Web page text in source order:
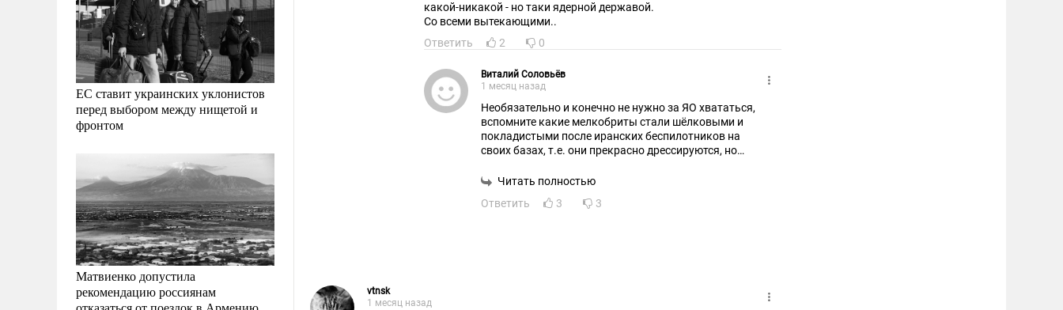
ЕС ставит украинских уклонистов
перед выбором между нищетой и
фронтом
Матвиенко допустила
рекомендацию россиянам
какой-никакой - но таки ядерной державой.
Со всеми вытекающими..
Ответить
2 0
Виталий Соловьёв
1 месяц назад
Необязательно и конечно не нужно за ЯО хвататься,
вспомните какие мелкобриты стали шёлковыми и
покладистыми после иранских беспилотников на
своих базах, т.е. они прекрасно дрессируются, но
Читать полностью
Ответить
3 3
vtnsk
1 месяц назад